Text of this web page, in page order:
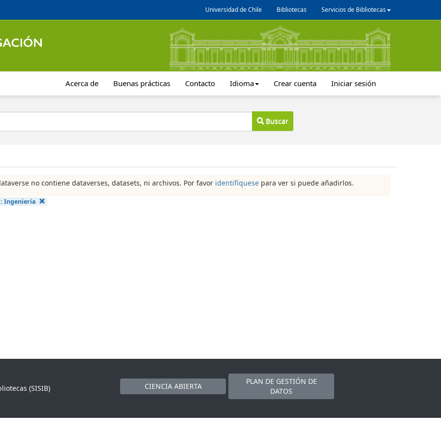
Universidad de Chile Bibliotecas Servicios de Bibliotecas
Acerca de Buenas prácticas Contacto Idioma Crear cuenta Iniciar sesión
Buscar
no contiene dataverses, datasets, ni archivos. Por favor identifíquese para ver si puede añadirlos.
Ingeniería
(SISIB)
CIENCIA ABIERTA
PLAN DE GESTIÓN DE
DATOS